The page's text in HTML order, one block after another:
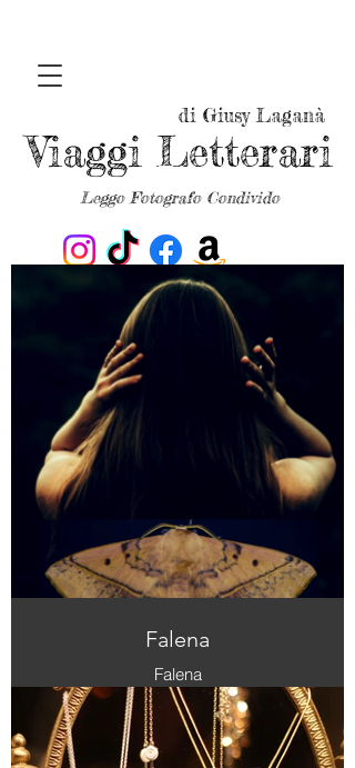
Leggo Fotografo Condivido
Viaggi Letterari
di Giusy Laganà
Falena
Falena